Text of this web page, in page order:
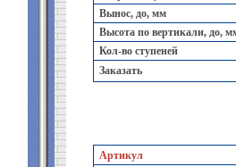
Вынос, до, мм
Высота по вертикали, до,
Кол-во ступеней
Заказать
Артикул